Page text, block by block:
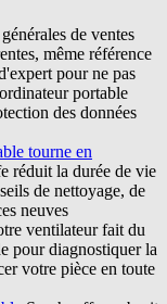
de ventes
même référence
pour ne pas
portable
des données
tourne en
réduit la durée de vie
de nettoyage, de
neuves
ventilateur fait du
pour diagnostiquer la
votre pièce en toute